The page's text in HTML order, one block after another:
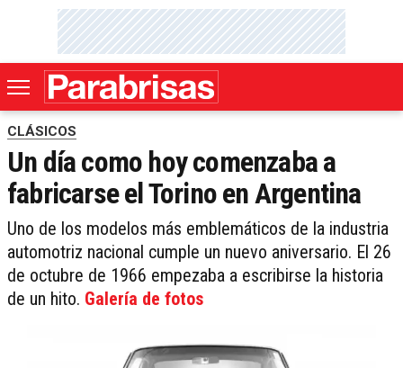
CLÁSICOS
Un día como hoy comenzaba a
fabricarse el Torino en Argentina
Uno de los modelos más emblemáticos de la industria
automotriz nacional cumple un nuevo aniversario. El 26
de octubre de 1966 empezaba a escribirse la historia
de un hito. Galería de fotos